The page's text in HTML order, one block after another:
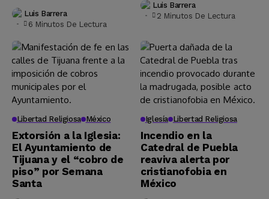
Luis Barrera
6 Minutos De Lectura
Luis Barrera
2 Minutos De Lectura
Libertad Religiosa México
Extorsión a la Iglesia:
El Ayuntamiento de
Tijuana y el “cobro de
piso” por Semana
Santa
Iglesía Libertad Religiosa
Incendio en la
Catedral de Puebla
reaviva alerta por
cristianofobia en
México